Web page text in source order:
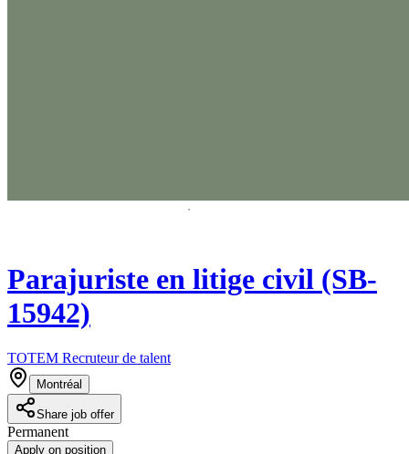
Parajuriste en litige civil (SB-
15942)
TOTEM Recruteur de talent
Montréal
Share job offer
Permanent
Apply on position